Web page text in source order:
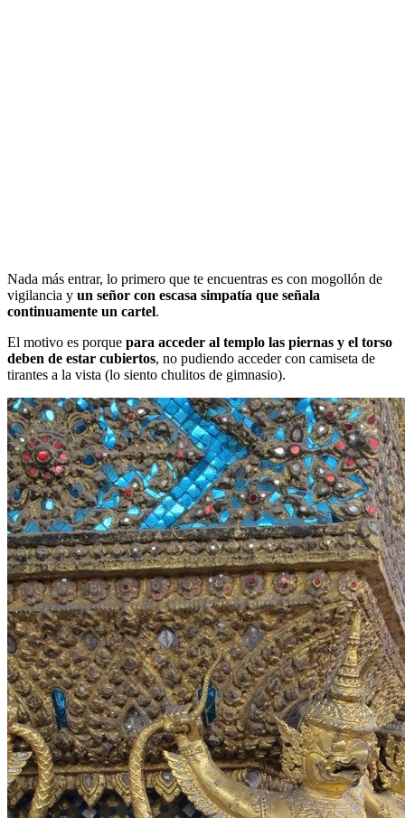
Nada más entrar, lo primero que te encuentras es con mogollón de
vigilancia y un señor con escasa simpatía que señala
continuamente un cartel.
El motivo es porque para acceder al templo las piernas y el torso
deben de estar cubiertos, no pudiendo acceder con camiseta de
tirantes a la vista (lo siento chulitos de gimnasio).